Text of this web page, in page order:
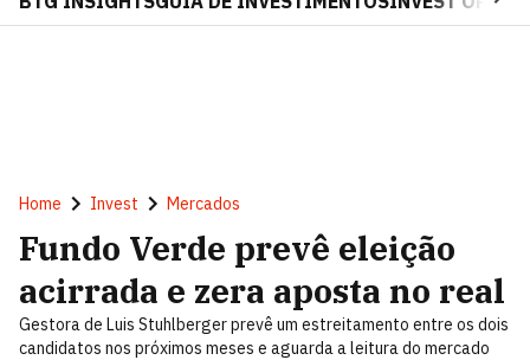
Home Invest Mercados
Fundo Verde prevê eleição
acirrada e zera aposta no real
Gestora de Luis Stuhlberger prevê um estreitamento entre os dois
candidatos nos próximos meses e aguarda a leitura do mercado